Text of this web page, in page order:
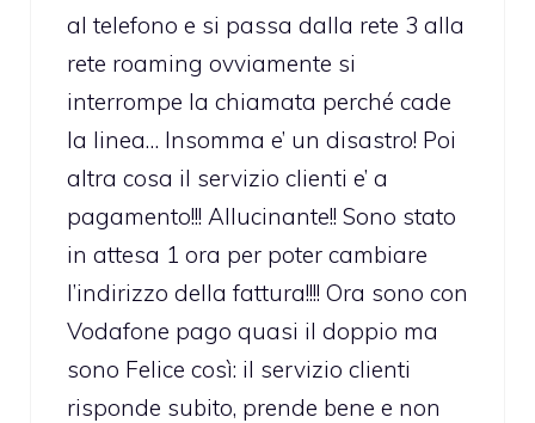
al telefono e si passa dalla rete 3 alla
rete roaming ovviamente si
interrompe la chiamata perché cade
la linea… Insomma e’ un disastro! Poi
altra cosa il servizio clienti e’ a
pagamento!!! Allucinante!! Sono stato
in attesa 1 ora per poter cambiare
l’indirizzo della fattura!!!! Ora sono con
Vodafone pago quasi il doppio ma
sono Felice così: il servizio clienti
risponde subito, prende bene e non